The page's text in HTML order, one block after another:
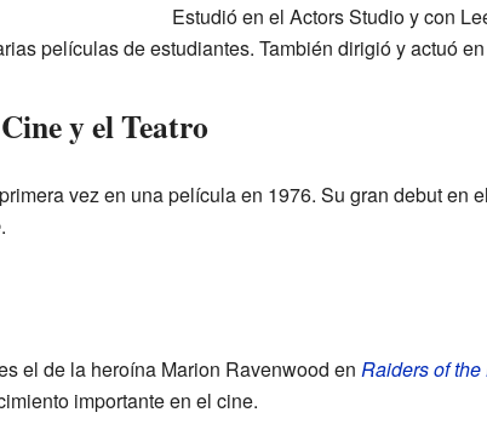
Estudió en el Actors Studio y con
películas de estudiantes. También dirigió y actuó
y el Teatro
vez en una película en 1976. Su gran debut en
.
el de la heroína Marion Ravenwood en Raiders of the
importante en el cine.